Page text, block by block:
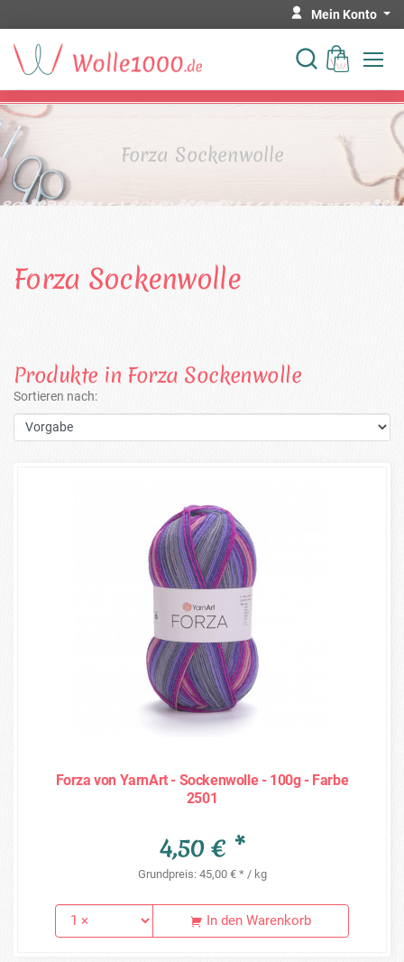
Mein Konto
Forza Sockenwolle
Forza Sockenwolle
Produkte in Forza Sockenwolle
Sortieren nach:
Forza von YarnArt - Sockenwolle - 100g - Farbe
2501
4,50 € *
Grundpreis: 45,00 € * / kg
In den Warenkorb